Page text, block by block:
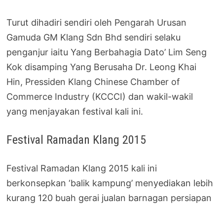
Turut dihadiri sendiri oleh Pengarah Urusan
Gamuda GM Klang Sdn Bhd sendiri selaku
penganjur iaitu Yang Berbahagia Dato’ Lim Seng
Kok disamping Yang Berusaha Dr. Leong Khai
Hin, Pressiden Klang Chinese Chamber of
Commerce Industry (KCCCI) dan wakil-wakil
yang menjayakan festival kali ini.
Festival Ramadan Klang 2015
Festival Ramadan Klang 2015 kali ini
berkonsepkan ‘balik kampung’ menyediakan lebih
kurang 120 buah gerai jualan barnagan persiapan